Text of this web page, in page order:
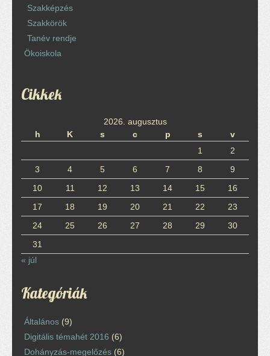
Szakképzés
Szakkörök
Tanév rendje
Ökoiskola
Cikkek
2026. augusztus
h
K s c p s
v
1
2
3
4 5 6 7 8
9
10
11 12 13 14 15
16
17
18 19 20 21 22
23
24
25 26 27 28 29
30
31
« júl
Kategóriák
Általános (9)
Digitális témahét 2016 (6)
Dohányzás-megelőzés (6)